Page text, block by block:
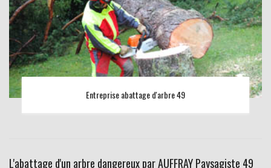
Entreprise abattage d'arbre 49
L'abattage d'un arbre dangereux par AUFFRAY Paysagiste 49